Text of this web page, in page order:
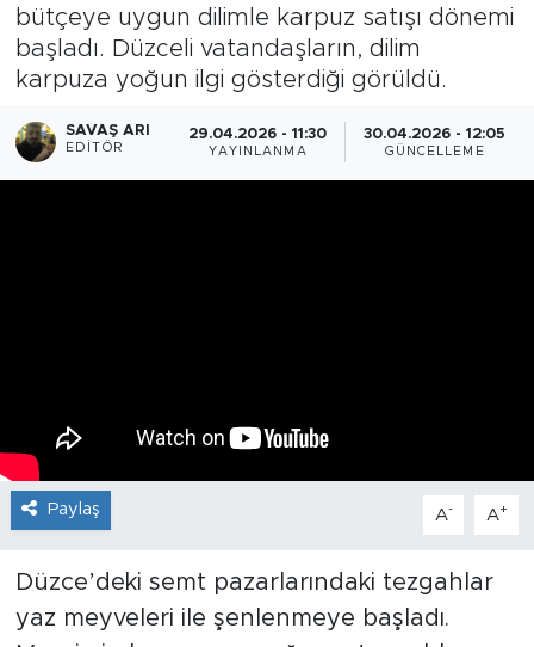
bütçeye uygun dilimle karpuz satışı dönemi
başladı. Düzceli vatandaşların, dilim
karpuza yoğun ilgi gösterdiği görüldü.
SAVAŞ ARI
EDITÖR
29.04.2026 - 11:30
YAYINLANMA
30.04.2026 - 12:05
GÜNCELLEME
Paylaş A- A+
Düzce’deki semt pazarlarındaki tezgahlar
yaz meyveleri ile şenlenmeye başladı.